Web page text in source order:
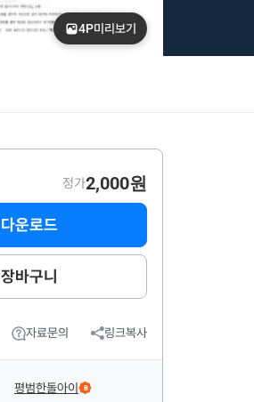
4P미리보기
정가2,000원
다운로드
장바구니
자료문의 링크복사
평범한돌아이 B